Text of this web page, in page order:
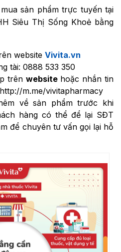
sản phẩm trực tuyến tại
Siêu Thị Sống Khoẻ bằng
website Vivita.vn
tài: 0888 533 350
trên websitehoặc nhắn tin
http://m.me/vivitapharmacy
về sản phẩm trước khi
hàng có thể để lại SĐT
để chuyên tư vấn gọi lại hỗ